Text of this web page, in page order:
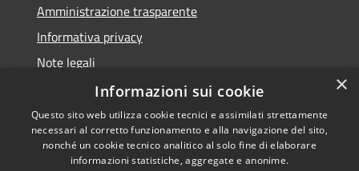
Amministrazione trasparente
Informativa privacy
Note legali
Dichiarazione di accessibilità
×
Informazioni sui cookie
Questo sito web utilizza cookie tecnici e assimilati strettamente
necessari al corretto funzionamento e alla navigazione del sito,
nonché un cookie tecnico analitico al solo fine di elaborare
informazioni statistiche, aggregate e anonime.